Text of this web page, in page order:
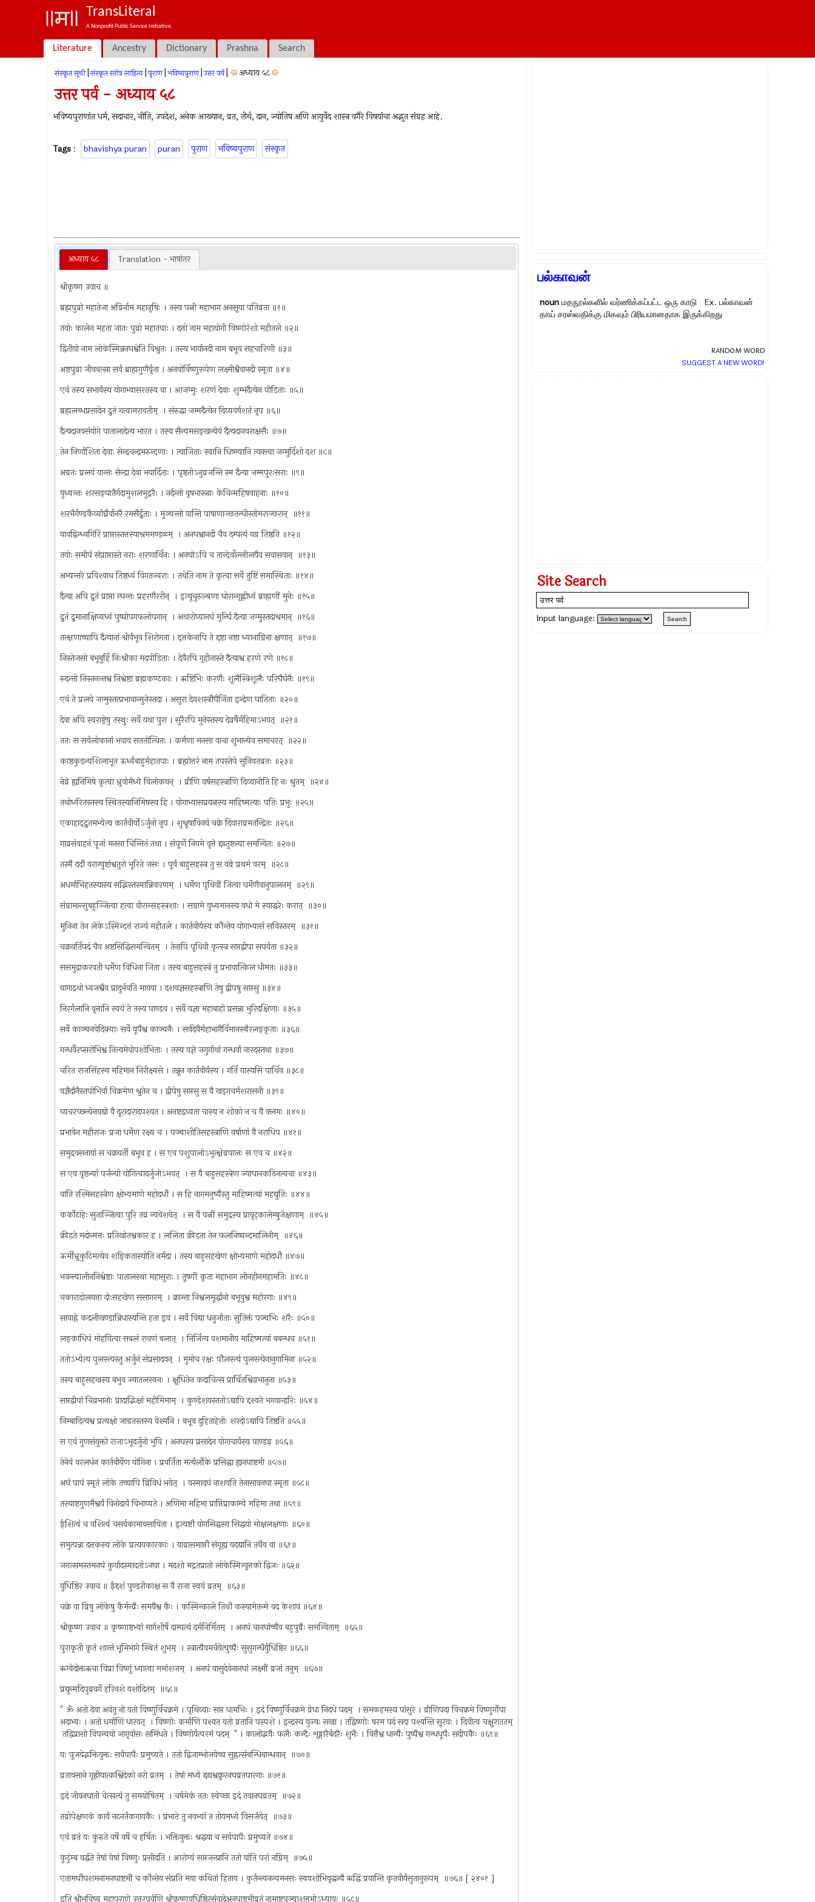
TransLiteral
A Nonprofit Public Service Initiative.
Literature Ancestry Dictionary Prashna Search
संस्कृत सूची संस्कृत स्तोत्र साहित्य पुराण भविष्यपुराण उत्तर पर्व अध्याय ५८
उत्तर पर्व - अध्याय ५८
भविष्यपुराणांत धर्म, सदाचार, नीति, उपदेश, अनेक आख्यान, व्रत, तीर्थ, दान, ज्योतिष अणि आयुर्वेद शास्त्र वगैरे विषयांचा अद्भुत संग्रह आहे.
Tags : bhavishya puran puran पुराण भविष्यपुराण संस्कृत
अध्याय ५८ Translation - भाषांतर
श्रीकृष्ण उवाच ॥
ब्रह्मपुव्रो महातेजा अव्रिर्नाम महानृषिः । तस्य पत्नी महाभाग अनसूया पतिव्रता ॥१॥
तयोः कालेन महता जातः पुव्रो महातपाः । दत्तो नाम महायोगी विष्णोरंशो महीतले ॥२॥
द्वितीयो नाम लोकेस्मिन्ननघश्वेति विश्रुतः । तस्य भार्यानदी नाम बभूव सहचारिणी ॥३॥
अष्टपुव्रा जीववत्सा सर्व ब्राह्मगुणैर्वृता । अनयोर्विष्णुरूपेण लक्ष्मीश्वैवानदी स्मृता ॥४॥
एवं तस्य सभार्यस्य योगाभ्यासरतस्य वा । आजग्मुः शरणं देवाः शुम्भदैत्येन पीडिताः ॥५॥
ब्रह्मलब्धप्रसादेन द्रुतं गत्वामरावतीम् ‍ । संरुद्धा जम्मदैत्येन दिव्यवर्षशतं नृप ॥६॥
दैत्यदानवसंयोगे पातालादेत्य भारत । तस्य सैन्यमसङ्खन्येयं दैत्यदानवराक्षसैः ॥७॥
तेन निर्णाशिता देवाः सेन्द्रचन्द्रमरुन्दणाः । त्याजिताः स्वानि धिष्ण्यानि त्यक्त्वा जग्मुर्दिशो दश ॥८॥
अग्रतः प्रलयं यान्तः सेन्द्रा देवा भयार्दिताः । पृष्ठतोऽनुव्रजन्ति स्म दैत्या जम्मपुरःसराः ॥९॥
युध्यन्तः शरसङ्‍घातैर्गदामुशलमुद्नरैः । नर्दन्तो वृषभारूढाः केचिन्महिषवाहनाः ॥१०॥
शरभैर्गण्डकैर्व्याघ्रैर्वानरै रमसैर्द्रुताः । मुञ्चन्तो यान्ति पाषाणाञ्छतन्घीस्तोमराञ्छरान् ‍ ॥११॥
यावद्विन्ध्यगिरिं प्राप्तास्तत्तस्याश्रममण्डळम् ‍ । अनघश्वानदी चैव दम्पत्यं यव्र तिष्ठति ॥१२॥
तयोः समीपं संप्राप्तास्ते नराः शरणार्थिनः । अनघोऽपि च तान्देवाँल्लीलयैव सवासवान् ‍ ॥१३॥
अभ्यन्तरे प्रविश्याथ तिष्ठध्वं विगतज्वराः । तथेति नाम ते कृत्वा सर्वे तुष्टिं समास्थिताः ॥१४॥
दैत्या अपि द्रुतं प्राप्ता न्घन्तः प्रहरणैररीन् ‍ । इत्यूचुरुल्बणा घोरान्गृह्लीध्वं ब्राह्मणीं मुनेः ॥१५॥
द्रुतं द्रुमानाक्षिप्यध्वं पुष्पोपगफलोपगान् ‍ । अथारोप्यानघं मूर्न्घि दैत्या जग्मुस्तदाश्रमान् ‍ ॥१६॥
तत्क्षणाच्चापि दैत्यानां श्रीर्वंभूव शिरोगता । द्त्तकेनापि ते द्दष्टा नष्टा ध्यानाग्निना क्षणात् ‍ ॥१७॥
निस्तेजसो बभूबुर्हि निःश्रीका मदपीडिताः । देवैरपि गृहीतास्ते दैत्याश्व हरणे रणे ॥१८॥
रुदन्तो निस्तनन्तश्व निश्वेष्टा ब्रह्मकण्टकाः । ऋष्टिभिः करणैः शूलैस्त्रिशूलैः परिघैर्घनैः ॥१९॥
एवं ते प्रलये जग्मुस्तत्प्रभावान्मुनेस्तदा । असुरा देवशस्त्रौघैजिंता इन्द्रेण घातिताः ॥२०॥
देवा अपि स्वराष्ट्रेषु तस्थुः सर्वे यथा पुरा । सुरैरपि मुनेस्तस्य देव्रर्षैर्महिमाऽभवत् ‍ ॥२१॥
ततः स सर्वलोकानां भवाय सततोत्थितः । कर्मणा मनसा वाचा शुभान्येव समाचरत् ‍ ॥२२॥
काष्ठकुडन्यशिलाभूत ऊर्ध्वबाहुर्महातपाः । ब्रह्मोत्तरं नाम तपस्तेपे सुनियतव्रतः ॥२३॥
नेव्रे ह्यनिमिषे कृत्वा भ्रुवोर्मध्ये विलोकयन् ‍ । व्रीणि वर्षसहस्त्राणि दिव्यानीति हि नः श्रुतम् ‍ ॥२४॥
तथोर्ध्वरेतस्तस्य स्थितस्यानिमिषस्य हि । योगाभ्यासप्रयत्नस्य माहिष्मत्याः पतिः प्रभुः ॥२५॥
एकाहाद्‍द्रुतमभ्येत्य कार्तवीर्योऽर्जुनो नृप । शुश्रूषाविनयं चक्रे दिवाराव्रमतन्द्रितः ॥२६॥
गाव्रसंवाहनं पूजां मनसा चिन्तितं तथा । संपूर्णे नियमे वृत्ते द्दढतुष्टन्या समन्वितः ॥२७॥
तस्मै ददौ वरान्पुष्टांश्वतुरो भूरिते जसः । पूर्वं बाहुसहस्त्र तु स वव्रे प्रथमं वरम् ‍ ॥२८॥
अधर्माभिहतस्यास्य सद्भिस्तस्मान्निवारणम् ‍ । धर्मेण पृथिवीं जित्वा घर्मेणैवानुपालनम् ‍ ॥२९॥
संग्रामान्सुबहूञ्जित्वा हत्वा वीरान्सहस्त्रशाः । सग्रामे युध्यमानस्य वधो मे स्याद्धरेः करात् ‍ ॥३०॥
मुनिना तेन लेकेऽस्मिन्दत्तं राज्यं महीतले । कार्तवीर्यस्य कौन्तेय योगाभ्यासं सविस्तरम् ‍ ॥३१॥
चक्रवर्तिपदं चैव अष्टसिद्धिसमन्वितम् ‍ । तेनापि पृथिवी कृत्स्त्र सप्तद्वीपा सपर्वता ॥३२॥
ससमुद्राकरवती धर्मेण विधिना जिता । तस्य बाहुसहस्त्रं तु प्रभावात्किल धीमतः ॥३३॥
यागाद्रथो ध्वजश्वैव प्रादुर्भवति मायया । दशयज्ञसहस्त्राणि तेषु द्वीपषु सप्तसु ॥३४॥
निरर्गलानि वृत्तानि स्वयं ते तस्य पाण्डव । सर्वे यज्ञा महाबाहो प्रसन्ना भुरिदक्षिणाः ॥३५॥
सर्वे काञ्चनवेदिक्याः सर्वे यूपैश्व काञ्चनैः । सर्वदेवैर्महाभागैर्विमानस्थैरलङ्‍कृताः ॥३६॥
गन्धर्वैरप्सरोभिश्व नित्यमेवोपशोभिताः । तस्य यज्ञे जगुर्गाथां गन्धर्वा नारदस्तथा ॥३७॥
चरित राजसिंहस्य महिमान निरीक्ष्यसे । तन्नून कार्तवीर्यस्य । गर्ति यास्यसि पार्थिव ॥३८॥
यज्ञैर्दानैस्तपोभिर्वा विक्रमेण श्रुतेन च । द्वीपेषु सप्तसु स वै खड्‍गचर्मशरासनी ॥३९॥
व्यचरच्छन्येनवद्यो वै दूरादारादपश्यत । अनष्टद्रव्यता चास्य न शोको न च वै क्लमः ॥४०॥
प्रभावेन महीराजः प्रजा धर्मेण रक्ष्य च । पञ्चाशीतिसहस्त्राणि वर्षाणां वै नराधिप ॥४१॥
समुद्रवसनायां स चक्रवर्ती बभूव ह । स एव पशुपालोऽभूत्क्षेव्रपालः स एव च ॥४२॥
स एव वृष्टन्यां पर्जन्यो योगित्वादर्जुजोऽभवत् ‍ । स वै बाहुसहस्त्रेण ज्याघानकठिनत्वचा ॥४३॥
वाति रश्मिसहस्त्रेण क्षोभ्यमाणे महोदधौ । स हि नागमनुष्यैस्तु माहिष्मत्यां महद्युतिः ॥४४॥
कर्कोटाहेः सुताञ्जित्वा पुरि तव्र न्यवेशयेत् ‍ । स वै पत्नीं समुद्रस्य प्रावृट्‍कालेम्बुजेक्षणाम् ‍ ॥४५॥
क्रीडते मदोन्मत्तः प्रतिखोतश्वकार ह । ललिता क्रीडता तेन फलनिष्पन्दमालिनीम् ‍ ॥४६॥
ऊर्मीभ्रुकुटिमत्येव शङ्कितास्योति नर्मदा । तस्य बाहुसहखेण क्षोभ्यमाणे महोदधौ ॥४७॥
भवन्त्यालीननिश्वेष्टाः पातालस्था महासुराः । तूष्णीं कृता महाभाग लीनहीनमहामतिः ॥४८॥
चकाराडोलयत्ता दोःसहखेण ससागरम् ‍ । क्रान्ता निश्वलमूर्द्धानो बभूवुश्व महोरगाः ॥४९॥
सायाह्रे कदलीखण्डान्निधास्यन्ति हता इव । सर्वे विद्या धनुर्जाताः सुतिक्तं पञ्चभिः शरैः ॥५०॥
लङ्काधिपं मोहयित्वा सबलं रावणं बलात् ‍ । निर्जित्य वशमानीय माहिष्मत्यां बबन्धच ॥५१॥
ततोऽभ्येत्य पुलस्त्यस्तु अर्जुनं संप्रसादयन् ‍ । मुमोच रक्षः पौलस्त्यं पुलस्त्येनानुगामिना ॥५२॥
तस्य बाहुसहखस्य बभुव ज्यातलस्वनः । क्षुधितेन कदाचित्स प्रार्थितश्विव्रभानुना ॥५३॥
सप्तद्वीपां चिव्रभानोः प्रादाद्भिक्षां महीमिमाम् ‍ । कुण्डेशयस्ततोऽद्यापि द्दश्यते भगवान्हरिः ॥५४॥
निम्बादित्यश्व प्रत्यक्षो जाग्रतस्तस्य वेश्मनि । बभूव दुहिताहेतोः शरदोऽद्यापि तिष्ठति ॥५५॥
स एवं गुणसंयुक्तो राजाऽभूदर्जुनो भुवि । अनघस्य प्रसादेन योगाचार्यस्य पाण्डव्र ॥५६॥
तेनेयं वरलधंन कार्तवीर्येण योगिना । प्रवर्तिता मर्त्यर्लोके प्रसिद्धा ह्यनघाष्टमी ॥५७॥
अघं पापं स्मृतं लोके तच्चापि व्रिविधं भवेत् ‍ । यस्मादघं नाशयति तेनासावनघा स्मृता ॥५८॥
तस्याष्टगुणमैश्वर्यं विनोदार्यं विभाव्यते । अणिमा महिमा प्राप्तिप्राकाम्ये महिमा तथा ॥५९॥
ईशित्वं च वशित्वं चसर्वकामावसायिता । इत्यष्टौ योगसिद्धस्य सिद्धयो मोक्षलक्षणाः ॥६०॥
समुत्पन्ना दत्तकस्य लोके प्रत्ययकारकाः । याव्रासमाप्तौ संगृह्य यदद्यानि तथैव वा ॥६१॥
जगत्समस्तमनघं कुर्यादस्मादतोऽनघा । मदशो मद्नतप्रातो लोकेस्मिन्वृत्तको द्विजः ॥६२॥
युधिष्ठिर उवाच ॥ ईद्दशं पुण्डरीकाक्ष स वै राजा स्वयं व्रतम् ‍ ॥६३॥
चक्रे वा व्रिषु लोकेषु कैर्मन्व्रैः समयैश्व कैः । कस्मिन्काले तिथौ कस्यामेतन्मे वद केशाव ॥६४॥
श्रीकृष्ण उवाच ॥ कृष्णाष्टभ्यां मार्गशीर्षे दाम्पत्यं दर्मनिर्मितम् ‍ । अनघं चानघांच्चैव बहुपुव्रैः समन्विताम् ‍ ॥६५॥
पुराकृती कृतं शान्तं भूमिभागे स्थितं शुभम् ‍ । स्त्रात्वैवमर्चयेत्पुष्पैः सुसुगन्धैर्युधिष्ठिर ॥६६॥
ऋग्वेदोक्तऋचा विप्रा विष्णुं ध्यात्वा ममांशजम् ‍ । अनघं वासुदेवेनानघां लक्ष्मीं व्रजां तनुम् ‍ ॥६७॥
प्रद्युन्मदिपुव्रवर्गे हरिवशे यशोदितम् ‍ ॥६८॥
" ॐ अतो देवा अवंतु नो यतो विष्णुर्विचक्रमे । पृथिव्याः सप्त धामभिः । इदं विष्णुर्विचक्रमे व्रेधा निदधे पदम् ‍ । समळ्हमस्य पांसुरे । व्रीणिपदा विचक्रमे विष्णुर्गोपा
अदाभ्यः । अतो धर्माणि धारयत् ‍ । विष्णोः कर्माणि पश्यत यतो व्रतानि पस्पशे । इन्द्रस्य युज्यः सखा । तद्विष्णोः षरम पदं सदा पश्यन्ति सूरय़ः । दिवीत्व चक्षुराततम्
‍ तद्विप्रासो विपन्यवो जागृवांसः समिंधते । विष्णोर्यत्परमं पदम् ‍ " । कालोद्भवैः फलैः कन्दैः शृङ्गारैर्बदरैः शुभैः । वित्तैश्व धान्यैः पुष्पैश्व गन्धधूपैः सदीपकैः ॥६९॥
यः पूजयेद्भक्तियुक्तः सर्वपापैः प्रमुच्यते । ततो द्विजाम्भोजयेच्च सुह्रत्संबन्धिबान्धवान् ‍ ॥७०॥
व्रतावसाने गृह्रीयात्कश्विदेको नरो व्रतम् ‍ । तेषां मध्ये द्दढाश्वक्रुरनघव्रतपारगाः ॥७१॥
इदं जीवनघाती चेत्सत्यं तु समयोषितम् ‍ । चर्षमेकं ततः स्वेच्छा इदं तवानघव्रतम् ‍ ॥७२॥
तव्रोपेक्षणकं कार्यं नटनर्तकगायकैः । प्रभाते तु नवभ्यां त तोयमध्ये विसर्जयेत् ‍ ॥७३॥
एवं व्रतं यः कुरुते वर्षे वर्षे च हर्षितः । भक्तियुक्तः श्रद्धया च सर्वपापैः प्रमुच्यते ॥७४॥
कुटुंम्ब वर्द्धते तेषां येषां विष्णुः प्रसीदति । आरोग्यं सप्तजन्प्रानि ततो यांति परां नग्निम् ‍ ॥७५॥
एतामघौघशमनामनघाष्टमीं च कौन्तेय संप्रति मया कथितां हिताय । कुर्तन्त्यनन्यमनसः स्वयशोभिवृद्धन्यै ऋद्धिं प्रयान्ति कृतवीर्यसुतानुरूपम् ‍ ॥७६॥ [ २४०१ ]
इति श्रीभविष्य महापुराणे उत्तरपर्वणि श्रीकृष्णयुधिष्ठिरसंवादेअनघाष्टमीव्रतं नामाष्टपञ्चाशत्तमोऽध्यायः ॥५८॥
பல்காவன்
nounமதநூல்களில் வர்ணிக்கப்பட்ட ஒரு காடு Ex. பல்காவன்
தாய் சரஸ்வதிக்கு மிகவும் பிரியமானதாக இருக்கிறது
RANDOM WORD
SUGGEST A NEW WORD!
Site Search
Input language: